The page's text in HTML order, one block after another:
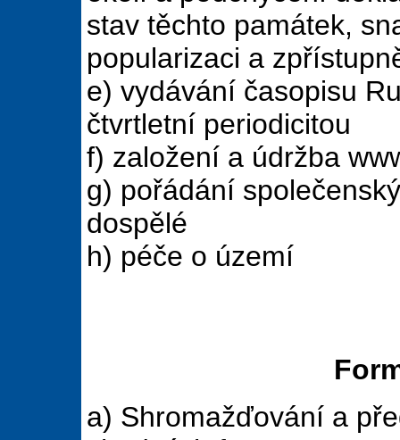
stav těchto památek,
popularizaci a
e) vydávání časopisu
čtvrtletní periodicitou
f) založení a údržba
g) pořádání
dospělé
h) péče o území
a) Shromažďování a